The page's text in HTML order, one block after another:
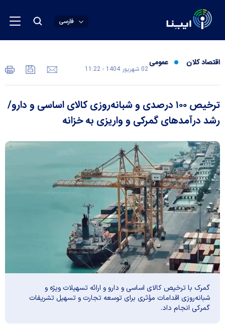
فارسی
اقتصاد کلان عمومی
02 شهريور 1404 - 11:22
ترخیص ۱۰۰ درصدی و شبانه‌روزی کالای اساسی و دارو/
رشد درآمد‌های گمرکی و واریزی به خزانه
گمرک با ترخیص کالای اساسی و دارو و ارائه تسهیلات ویژه و
شبانه‌روزی اقدامات مؤثری برای توسعه تجارت و تسهیل تشریفات
گمرکی انجام داد.